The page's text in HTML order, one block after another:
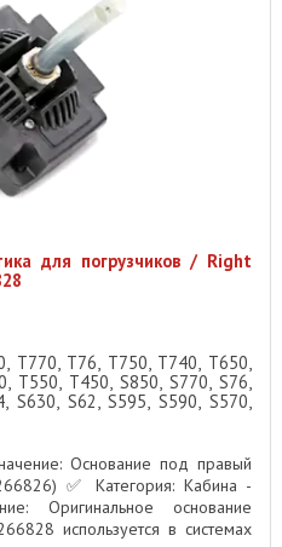
для погрузчиков / Right
T770, T76, T750, T740, T650,
T550, T450, S850, S770, S76,
S630, S62, S595, S590, S570,
Основание под правый
✅ Категория: Кабина -
Оригинальное основание
используется в системах